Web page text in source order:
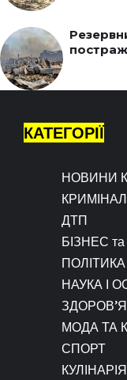
КАТЕГОРІЇ
НОВИНИ
КРИМІНАЛ
ДТП
БІЗНЕС
НАУКА І
МОДА ТА
СПОРТ
КУЛІНАРІЯ